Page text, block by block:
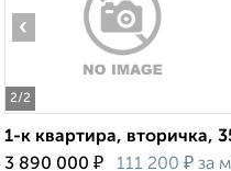
2/2
‹
1-к квартира, вторичка,
3 890 000 ₽ 111 200 ₽ за